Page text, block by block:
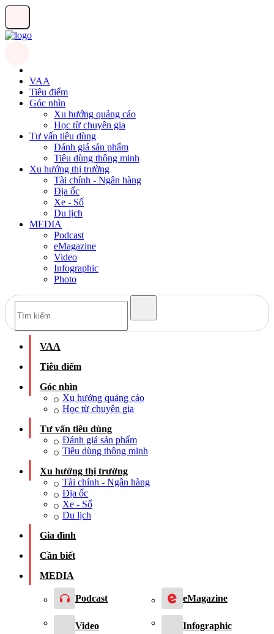
VAA
Tiêu điểm
Góc nhìn
Xu hướng quảng cáo
Học từ chuyên gia
Tư vấn tiêu dùng
Đánh giá sản phẩm
Tiêu dùng thông minh
Xu hướng thị trường
Tài chính - Ngân hàng
Địa ốc
Xe - Số
Du lịch
MEDIA
Podcast
eMagazine
Video
Infographic
Photo
VAA
Tiêu điểm
Góc nhìn
Xu hướng quảng cáo
Học từ chuyên gia
Tư vấn tiêu dùng
Đánh giá sản phẩm
Tiêu dùng thông minh
Xu hướng thị trường
Tài chính - Ngân hàng
Địa ốc
Xe - Số
Du lịch
Gia đình
Cần biết
MEDIA
Podcast eMagazine
Video Infographic